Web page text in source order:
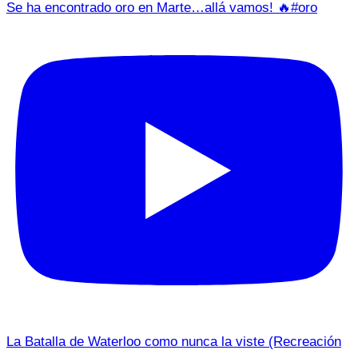
Se ha encontrado oro en Marte…allá vamos! 🔥#oro
La Batalla de Waterloo como nunca la viste (Recreación